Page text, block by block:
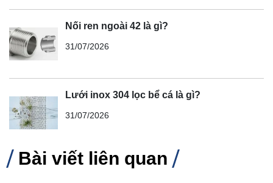
Nối ren ngoài 42 là gì?
31/07/2026
Lưới inox 304 lọc bể cá là gì?
31/07/2026
Bài viết liên quan